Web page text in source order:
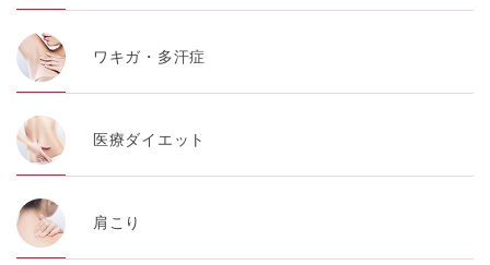
ワキガ・多汗症
医療ダイエット
肩こり